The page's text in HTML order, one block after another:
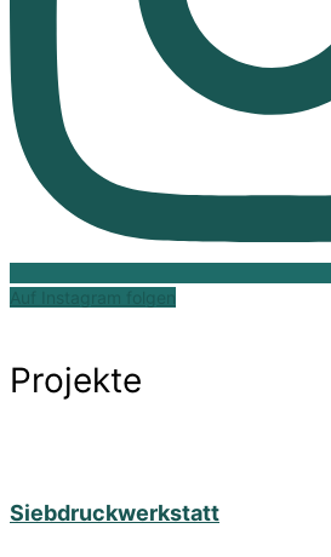
Projekte
Siebdruckwerkstatt